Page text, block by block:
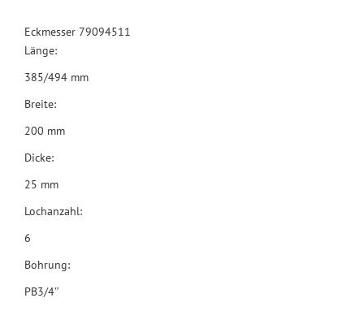
Eckmesser 79094511
Länge:
385/494 mm
Breite:
200 mm
Dicke:
25 mm
Lochanzahl:
6
Bohrung:
PB3/4″